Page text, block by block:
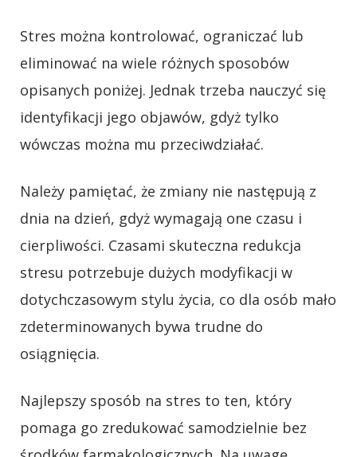
Stres można kontrolować, ograniczać lub
eliminować na wiele różnych sposobów
opisanych poniżej. Jednak trzeba nauczyć się
identyfikacji jego objawów, gdyż tylko
wówczas można mu przeciwdziałać.
Należy pamiętać, że zmiany nie następują z
dnia na dzień, gdyż wymagają one czasu i
cierpliwości. Czasami skuteczna redukcja
stresu potrzebuje dużych modyfikacji w
dotychczasowym stylu życia, co dla osób mało
zdeterminowanych bywa trudne do
osiągnięcia.
Najlepszy sposób na stres to ten, który
pomaga go zredukować samodzielnie bez